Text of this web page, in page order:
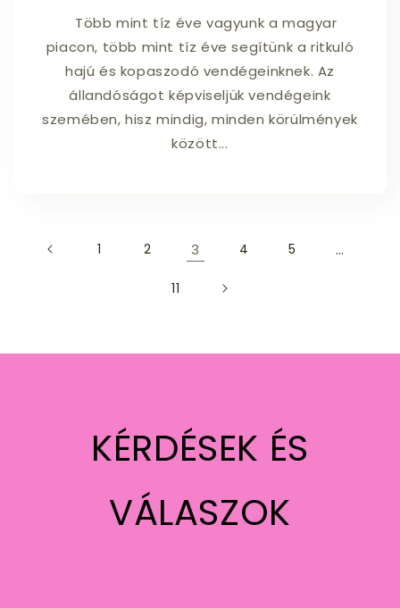
Több mint tíz éve vagyunk a magyar
piacon, több mint tíz éve segítünk a ritkuló
hajú és kopaszodó vendégeinknek. Az
állandóságot képviseljük vendégeink
szemében, hisz mindig, minden körülmények
között...
1 2 3 4 5 …
11
KÉRDÉSEK ÉS
VÁLASZOK